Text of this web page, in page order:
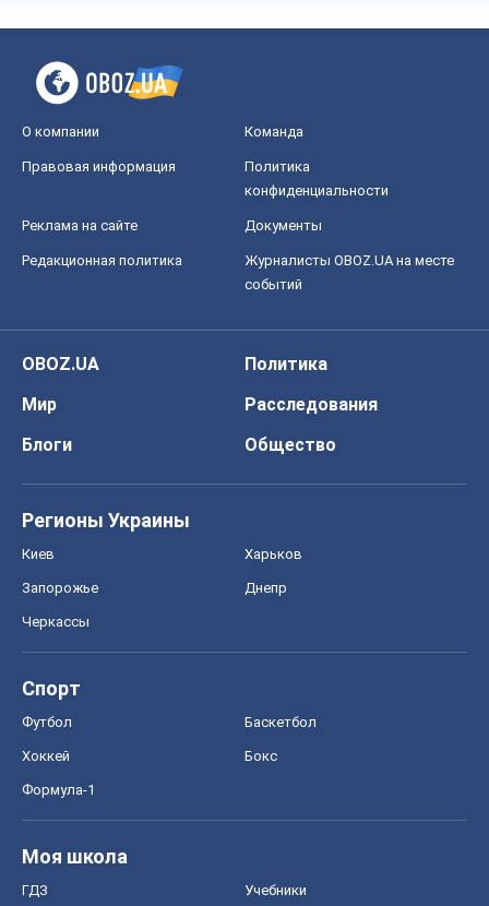
О компании Команда
Правовая информация
Политика
конфиденциальности
Реклама на сайте Документы
Редакционная политика
Журналисты OBOZ.UA на месте
событий
OBOZ.UA
Политика
Мир
Расследования
Блоги
Общество
Регионы Украины
Киев Харьков
Запорожье Днепр
Черкассы
Спорт
Футбол Баскетбол
Хоккей Бокс
Формула-1
Моя школа
ГДЗ Учебники